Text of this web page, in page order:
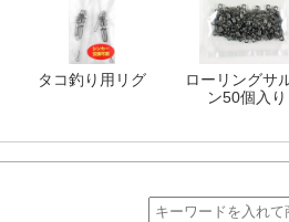
タコ釣り用リグ
ローリングサ
ン50個入り